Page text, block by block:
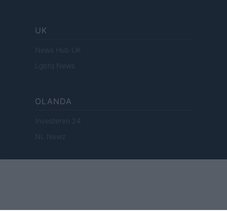
UK
News Hub UK
Lgbtq News
OLANDA
Investeren 24
NL Newz